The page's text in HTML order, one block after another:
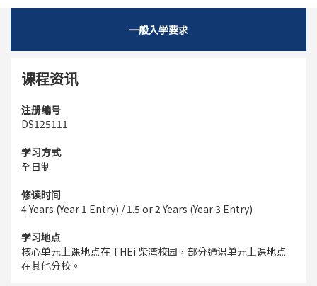
一般入学要求
课程资讯
注册编号
DS125111
学习方式
全日制
修读时间
4 Years (Year 1 Entry) / 1.5 or 2 Years (Year 3 Entry)
学习地点
核心单元上课地点在 THEi 柴湾校园，部分通识单元上课地点
在其他分校。